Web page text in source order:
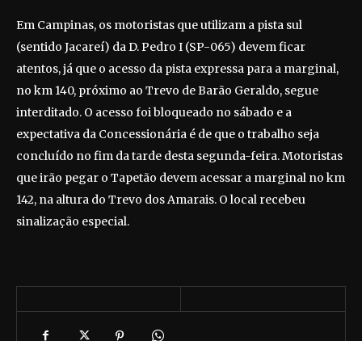
Em Campinas, os motoristas que utilizam a pista sul
(sentido Jacareí) da D. Pedro I (SP-065) devem ficar
atentos, já que o acesso da pista expressa para a marginal,
no km 140, próximo ao Trevo de Barão Geraldo, segue
interditado. O acesso foi bloqueado no sábado e a
expectativa da Concessionária é de que o trabalho seja
concluído no fim da tarde desta segunda-feira. Motoristas
que irão pegar o Tapetão devem acessar a marginal no km
142, na altura do Trevo dos Amarais. O local recebeu
sinalização especial.